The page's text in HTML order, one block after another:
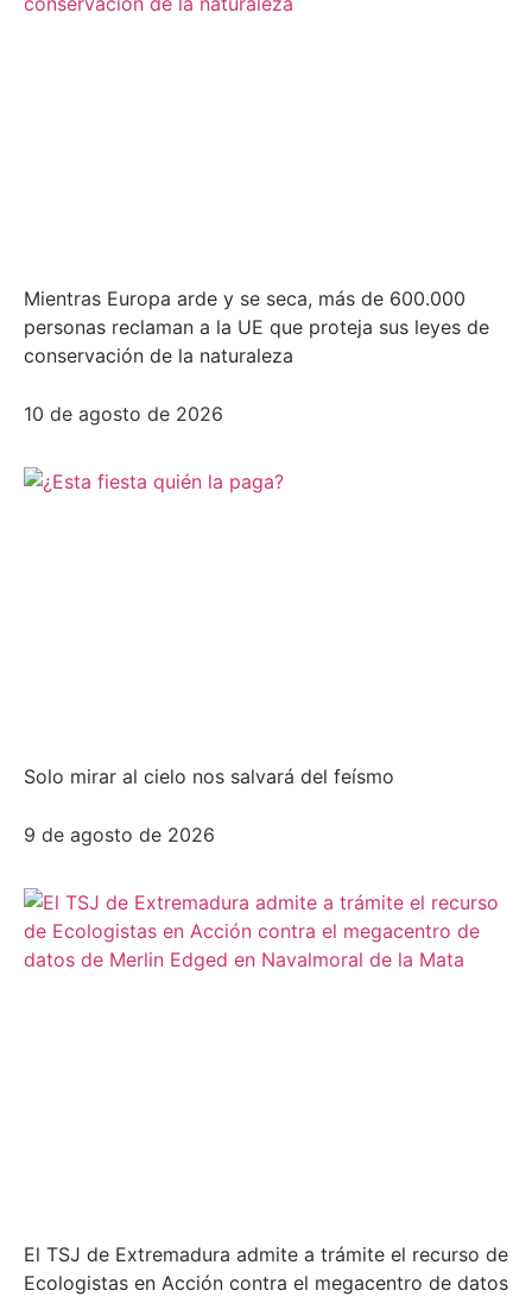
Mientras Europa arde y se seca, más de 600.000
personas reclaman a la UE que proteja sus leyes de
conservación de la naturaleza
10 de agosto de 2026
Solo mirar al cielo nos salvará del feísmo
9 de agosto de 2026
El TSJ de Extremadura admite a trámite el recurso de
Ecologistas en Acción contra el megacentro de datos